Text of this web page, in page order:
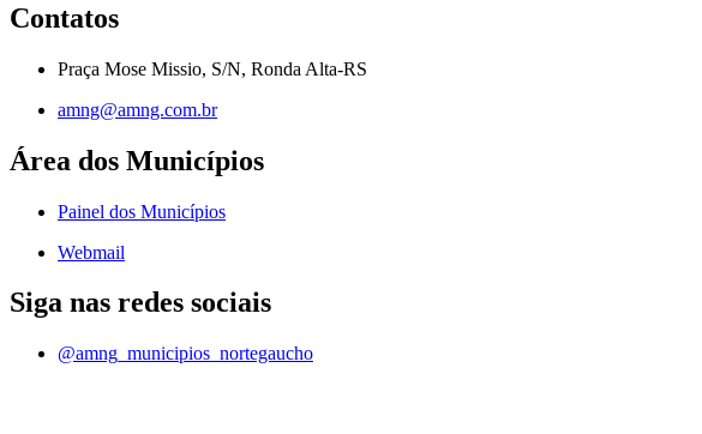
Contatos
Praça Mose Missio, S/N, Ronda Alta-RS
amng@amng.com.br
Área dos Municípios
Painel dos Municípios
Webmail
Siga nas redes sociais
@amng_municipios_nortegaucho